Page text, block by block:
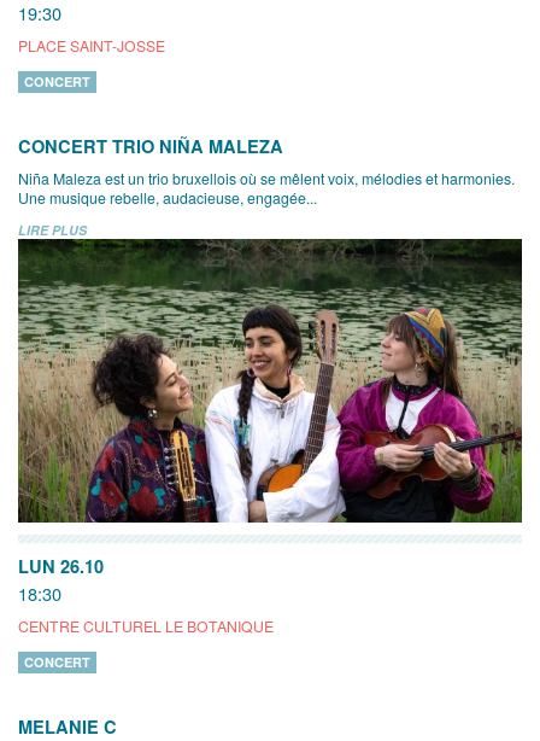
19:30
PLACE SAINT-JOSSE
CONCERT
CONCERT TRIO NIÑA MALEZA
Niña Maleza est un trio bruxellois où se mêlent voix, mélodies et harmonies.
Une musique rebelle, audacieuse, engagée...
LIRE PLUS
LUN 26.10
18:30
CENTRE CULTUREL LE BOTANIQUE
CONCERT
MELANIE C